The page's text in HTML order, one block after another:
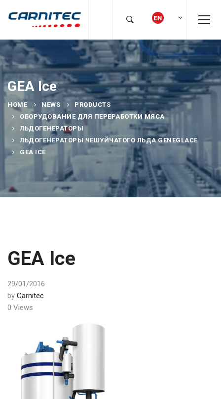
GEA Ice
HOME NEWS
PRODUCTS
ОБОРУДОВАНИЕ ДЛЯ ПЕРЕРАБОТКИ МЯСА
ЛЬДОГЕНЕРАТОРЫ
ЛЬДОГЕНЕРАТОРЫ ЧЕШУЙЧАТОГО ЛЬДА GENEGLACE
GEA ICE
GEA Ice
29/01/2016
by Carnitec
0 Views